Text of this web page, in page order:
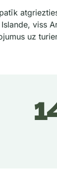
viss
uz